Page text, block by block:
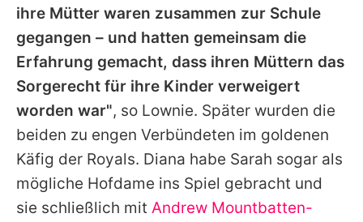
ihre Mütter waren zusammen zur Schule
gegangen – und hatten gemeinsam die
Erfahrung gemacht, dass ihren Müttern das
Sorgerecht für ihre Kinder verweigert
worden war", so Lownie. Später wurden die
beiden zu engen Verbündeten im goldenen
Käfig der Royals. Diana habe Sarah sogar als
mögliche Hofdame ins Spiel gebracht und
sie schließlich mit Andrew Mountbatten-